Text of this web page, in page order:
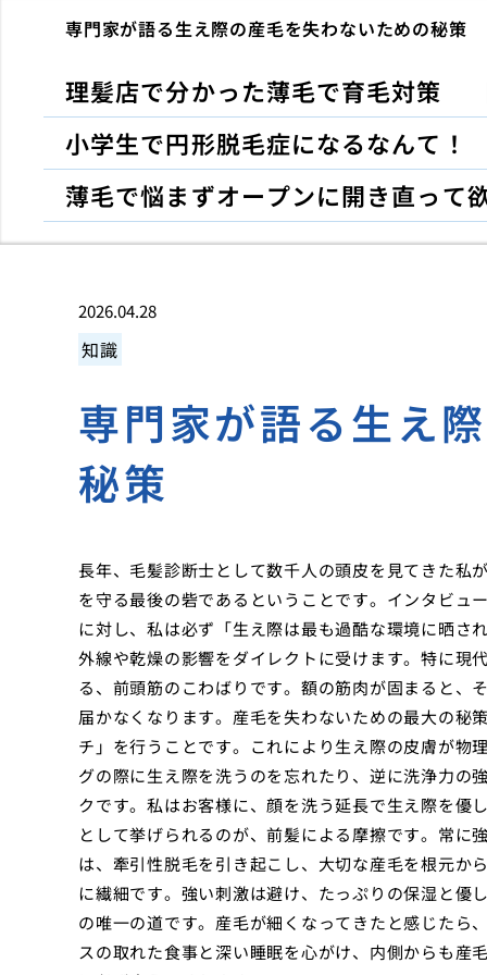
専門家が語る生え際の産毛を失わないための秘策
理髪店で分かった薄毛で育毛対策
小学生で円形脱毛症になるなんて！
薄毛で悩まずオープンに開き直って
2026.04.28
知識
専門家が語る生え
秘策
長年、毛髪診断士として数千人の頭皮を見てきた私
を守る最後の砦であるということです。インタビュ
に対し、私は必ず「生え際は最も過酷な環境に晒さ
外線や乾燥の影響をダイレクトに受けます。特に現
る、前頭筋のこわばりです。額の筋肉が固まると、
届かなくなります。産毛を失わないための最大の秘
チ」を行うことです。これにより生え際の皮膚が物
グの際に生え際を洗うのを忘れたり、逆に洗浄力の
クです。私はお客様に、顔を洗う延長で生え際を優
として挙げられるのが、前髪による摩擦です。常に
は、牽引性脱毛を引き起こし、大切な産毛を根元か
に繊細です。強い刺激は避け、たっぷりの保湿と優
の唯一の道です。産毛が細くなってきたと感じたら
スの取れた食事と深い睡眠を心がけ、内側からも産